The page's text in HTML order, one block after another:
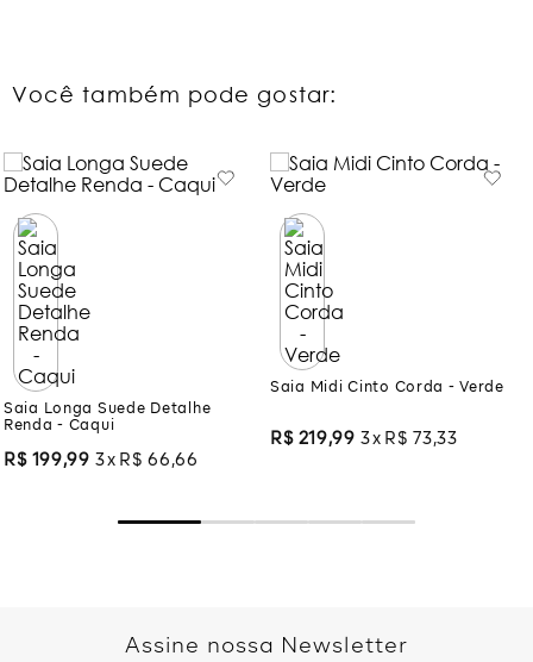
Você também pode gostar:
Saia Longa Suede Detalhe
Renda - Caqui
R$ 199,99 3 R$ 66 ,66
Saia Midi Cinto Corda - Verde
R$ 219,99 3 R$ 73,33
Assine nossa Newsletter